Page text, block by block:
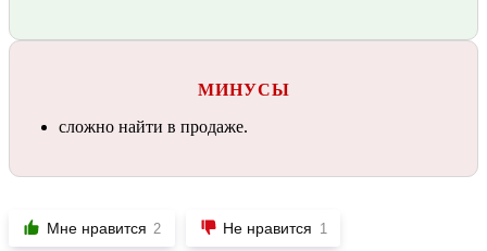
МИНУСЫ
сложно найти в продаже.
Мне нравится 2 Не нравится 1